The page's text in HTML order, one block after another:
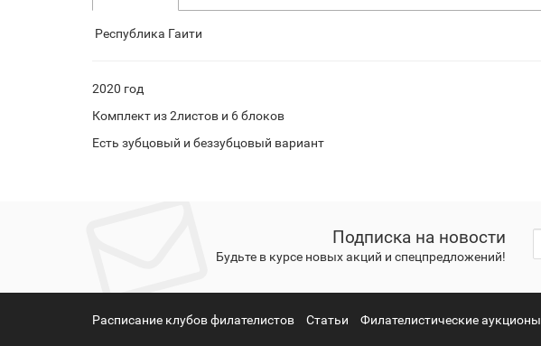
Республика Гаити
2020 год
Комплект из 2листов и 6 блоков
Есть зубцовый и беззубцовый вариант
Подписка на новости
Будьте в курсе новых акций и спецпредложений!
Расписание клубов филателистов Статьи Филателистические аукционы